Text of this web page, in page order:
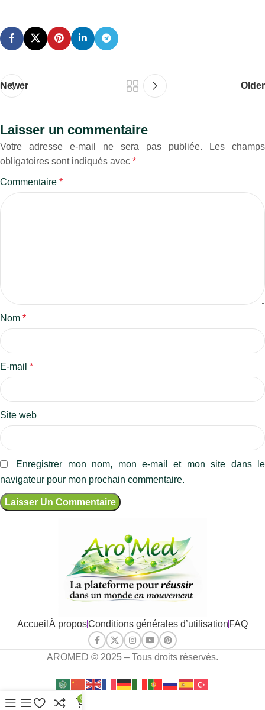
Newer Older
Laisser un commentaire
Votre adresse e-mail ne sera pas publiée.
Les champs
obligatoires sont indiqués avec *
Commentaire *
Nom *
E-mail *
Site web
Enregistrer mon nom, mon e-mail et mon site dans le
navigateur pour mon prochain commentaire.
Accueil À proposConditions générales d’utilisation FAQ
AROMED © 2025 – Tous droits réservés.
0